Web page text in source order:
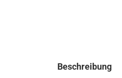
Beschreibung